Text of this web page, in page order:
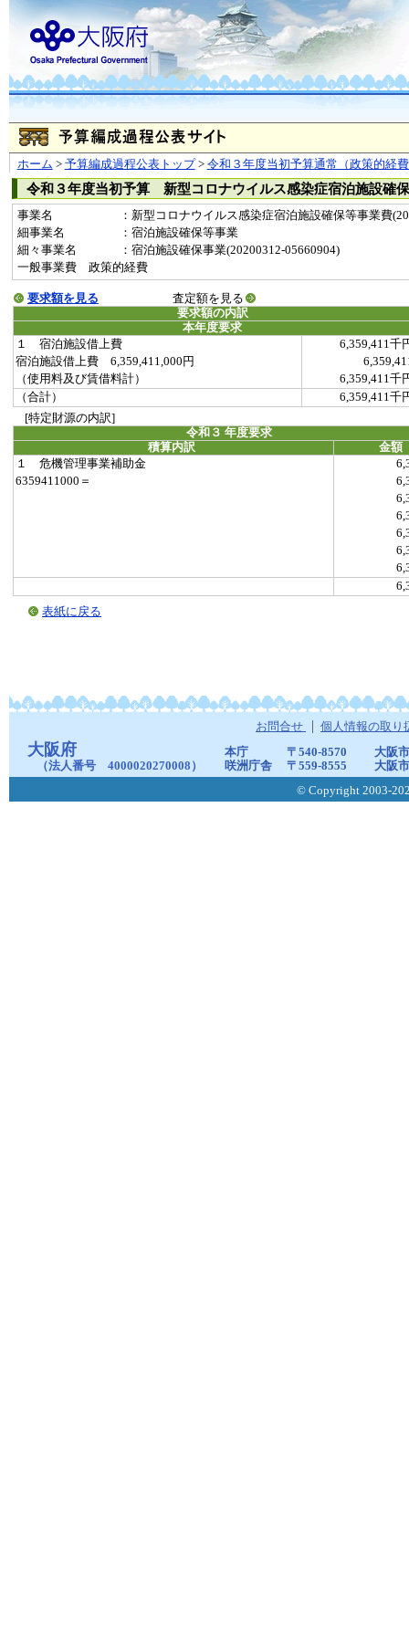
ホーム > 予算編成過程公表トップ> 令和３年度当初予算通常（政策的経
令和３年度当初予算 新型コロナウイルス感染症宿泊施設確
事業名
：新型コロナウイルス感染症宿泊施設確保等事業費
細事業名
：宿泊施設確保等事業
細々事業名
：宿泊施設確保事業(20200312-05660904)
一般事業費 政策的経費
要求額を見る
査定額を見る
要求額の内訳
本年度要求
１ 宿泊施設借上費
6,359,411千
宿泊施設借上費 6,359,411,000円
（使用料及び賃借料計）
6,359,411千
（合計）
6,359,411千
[特定財源の内訳]
令和３ 年度要求
積算内訳
金額
１ 危機管理事業補助金
6359411000＝
表紙に戻る
お問合せ 個人情報の取り
大阪府
（法人番号 4000020270008）
本庁 〒540-8570
大阪
咲洲庁舎
〒559-8555
大阪
© Copyright 2003-